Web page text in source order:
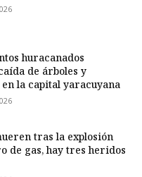
huracanados
de árboles y
la capital yaracuyana
tras la explosión
de gas, hay tres heridos